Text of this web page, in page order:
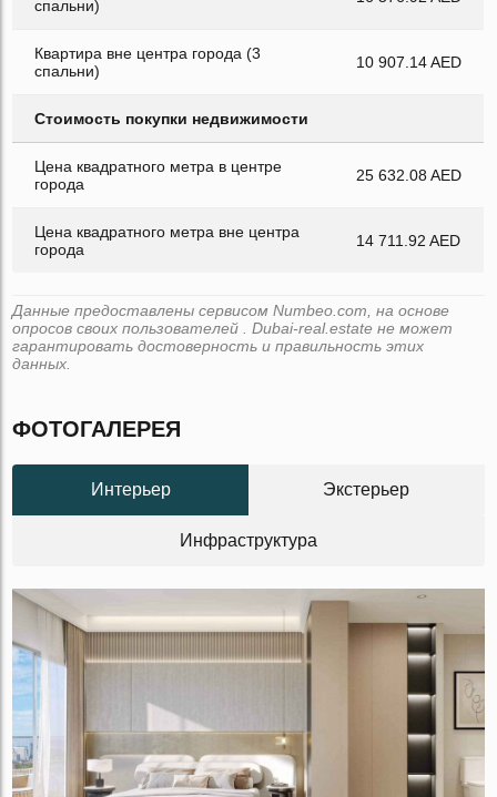
спальни)
Квартира вне центра города (3
спальни)
10 907.14 AED
Стоимость покупки недвижимости
Цена квадратного метра в центре
города
25 632.08 AED
Цена квадратного метра вне центра
города
14 711.92 AED
Данные предоставлены сервисом Numbeo.com, на основе
опросов своих пользователей . Dubai-real.estate не может
гарантировать достоверность и правильность этих
данных.
ФОТОГАЛЕРЕЯ
Интерьер Экстерьер
Инфраструктура